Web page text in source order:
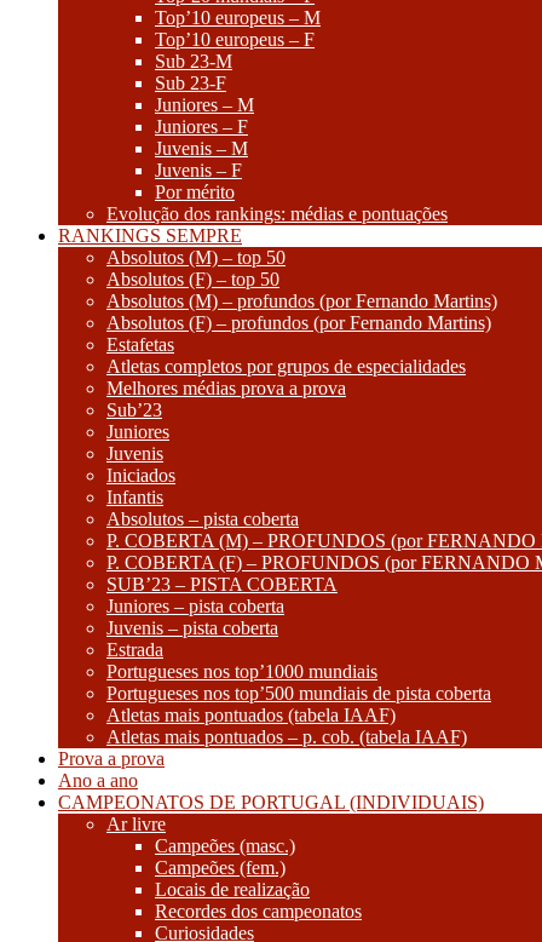
Top’10 europeus – M
Top’10 europeus – F
Sub 23-M
Sub 23-F
Juniores – M
Juniores – F
Juvenis – M
Juvenis – F
Por mérito
Evolução dos rankings: médias e pontuações
RANKINGS SEMPRE
Absolutos (M) – top 50
Absolutos (F) – top 50
Absolutos (M) – profundos (por Fernando Martins)
Absolutos (F) – profundos (por Fernando Martins)
Estafetas
Atletas completos por grupos de especialidades
Melhores médias prova a prova
Sub’23
Juniores
Juvenis
Iniciados
Infantis
Absolutos – pista coberta
P. COBERTA (M) – PROFUNDOS (por
P. COBERTA (F) – PROFUNDOS (por FERNANDO
SUB’23 – PISTA COBERTA
Juniores – pista coberta
Juvenis – pista coberta
Estrada
Portugueses nos top’1000 mundiais
Portugueses nos top’500 mundiais de pista coberta
Atletas mais pontuados (tabela IAAF)
Atletas mais pontuados – p. cob. (tabela IAAF)
Prova a prova
Ano a ano
CAMPEONATOS DE PORTUGAL (INDIVIDUAIS)
Ar livre
Campeões (masc.)
Campeões (fem.)
Locais de realização
Recordes dos campeonatos
Curiosidades